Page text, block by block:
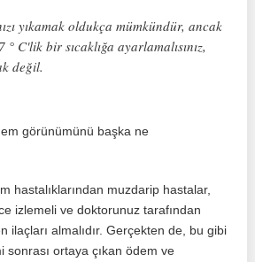
yıkamak oldukça mümkündür, ancak
C'lik bir sıcaklığa ayarlamalısınız,
değil.
görünümünü başka ne
hastalıklarından muzdarip hastalar,
izlemeli ve doktorunuz tarafından
ilaçları almalıdır. Gerçekten de, bu gibi
sonrası ortaya çıkan ödem ve